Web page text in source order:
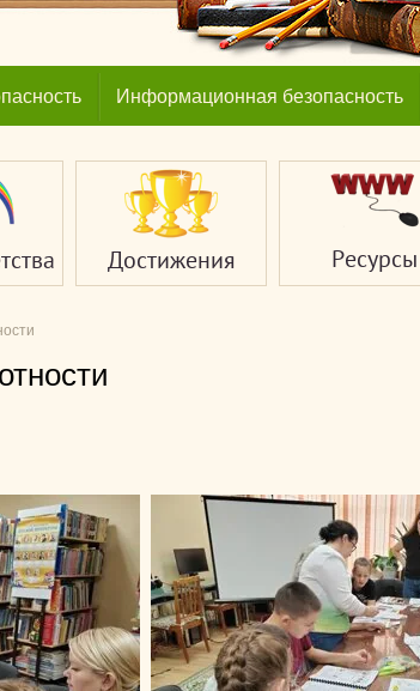
Информационная безопасность
Достижения Ресурсы